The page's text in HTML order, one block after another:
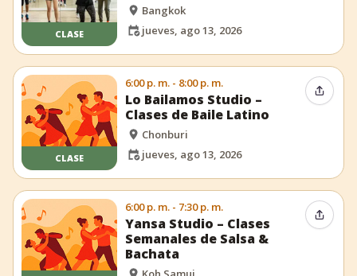
CLASE
Bangkok
jueves, ago 13, 2026
CLASE
6:00 p. m. - 8:00 p. m.
Lo Bailamos Studio –
Clases de Baile Latino
Chonburi
jueves, ago 13, 2026
6:00 p. m. - 7:30 p. m.
Yansa Studio – Clases
Semanales de Salsa &
Bachata